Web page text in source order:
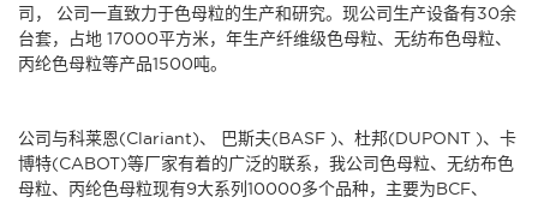
司， 公司一直致力于色母粒的生产和研究。现公司生产设备有30余
台套，占地 17000平方米，年生产纤维级色母粒、无纺布色母粒、
丙纶色母粒等产品1500吨。
公司与科莱恩(Clariant)、 巴斯夫(BASF )、杜邦(DUPONT )、卡
博特(CABOT)等厂家有着的广泛的联系，我公司色母粒、无纺布色
母粒、丙纶色母粒现有9大系列10000多个品种，主要为BCF、